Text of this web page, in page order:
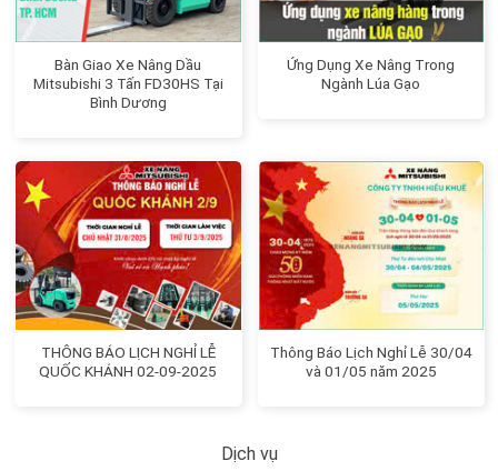
Bàn Giao Xe Nâng Dầu
Mitsubishi 3 Tấn FD30HS Tại
Bình Dương
Ứng Dụng Xe Nâng Trong
Ngành Lúa Gạo
THÔNG BÁO LỊCH NGHỈ LỄ
QUỐC KHÁNH 02-09-2025
Thông Báo Lịch Nghỉ Lễ 30/04
và 01/05 năm 2025
Dịch vụ